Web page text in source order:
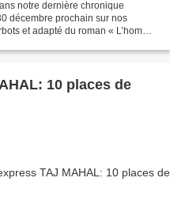
notre dernière chronique
décembre prochain sur nos
et adapté du roman « L’homme
10 places de